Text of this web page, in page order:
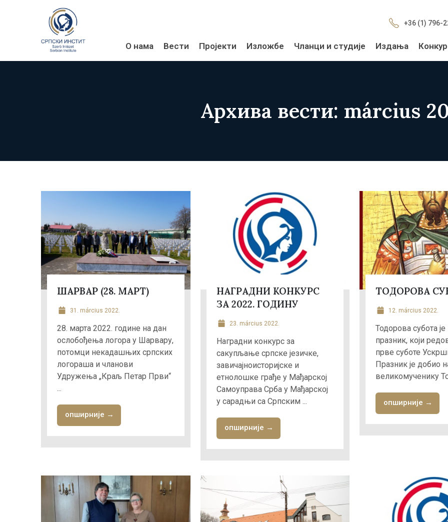
+36 (1) 796-
О нама Вести Пројекти Изложбе Чланци и студије Издања
Архива вести: március
ШАРВАР (28. МАРТ)
31. március 2022.
28. марта 2022. године на дан
ослобођења логора у Шарвару,
потомци некадашњих српских
логораша и чланови
Удружења „Краљ Петар Први“
...
опширније →
НАГРАДНИ КОНКУРС
ЗА 2022. ГОДИНУ
23. március 2022.
Наградни конкурс за
сакупљање српске језичке,
завичајноисторијске и
етнолошке грађе у Мађарској
Самоуправа Срба у Мађарској
у сарадњи са Српским ...
опширније →
ТОДОРОВА
12. március 2022.
Тодорова субота
празник, који
прве суботе
Празник је добио
великомученику
опширније →